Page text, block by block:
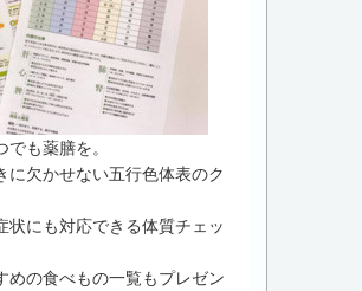
も薬膳を。
に欠かせない五行色体表のク
状にも対応できる体質チェッ
めの食べもの一覧もプレゼン